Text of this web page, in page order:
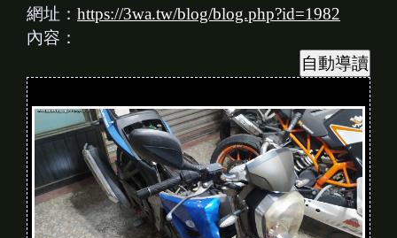
網址： https://3wa.tw/blog/blog.php?id=1982
內容：